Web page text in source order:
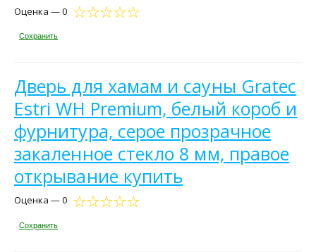
Оценка — 0
Сохранить
Дверь для хамам и сауны Gratec
Estri WH Premium, белый короб и
фурнитура, серое прозрачное
закаленное стекло 8 мм, правое
открывание купить
Оценка — 0
Сохранить